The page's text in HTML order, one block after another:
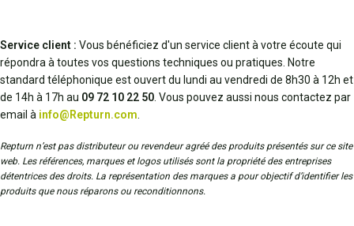
Service client : Vous bénéficiez d'un service client à votre écoute qui
répondra à toutes vos questions techniques ou pratiques. Notre
standard téléphonique est ouvert du lundi au vendredi de 8h30 à 12h et
de 14h à 17h au 09 72 10 22 50 . Vous pouvez aussi nous contactez par
email à info@Repturn.com
Repturn n’est pas distributeur ou revendeur agréé des produits présentés sur ce site
web. Les références, marques et logos utilisés sont la propriété des entreprises
détentrices des droits. La représentation des marques a pour objectif d’identifier les
produits que nous réparons ou reconditionnons.